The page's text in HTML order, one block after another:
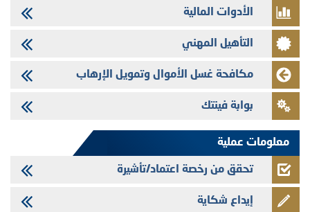
29/07/2026
تنشر الهيئة المغربية لسوق الرساميل العدد الرابع عشر من مجلة سوق الرساميل
28/07/2026
Med Paper - تجاوز حد المساهمة 5%
24/07/2026
Saham Leasing - التحيين السنوي لملف المعلومات المتعلق ببرنامج إصدار
الأدوات المالية
التأهيل المهني
مكافحة غسل الأموال وتمويل الإرهاب
بوابة فينتك
معلومات عملية
تحقق من رخصة اعتماد/تأشيرة
إيداع شكاية